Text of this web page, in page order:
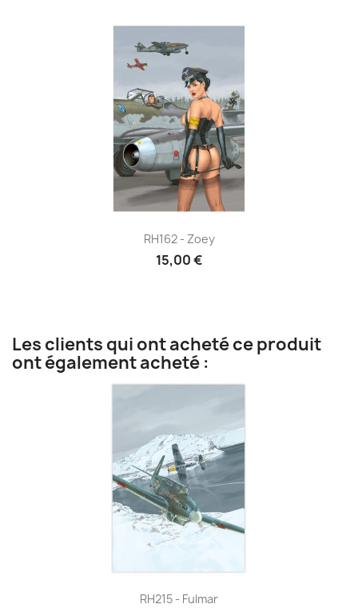
RH162 - Zoey
15,00 €
Les clients qui ont acheté ce produit
ont également acheté :
RH215 - Fulmar